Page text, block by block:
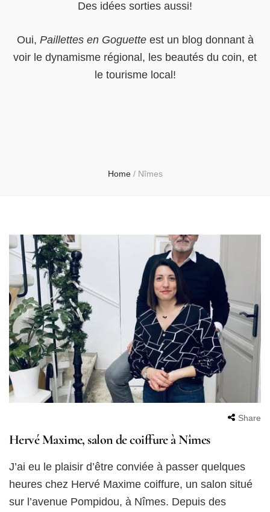
Des idées sorties aussi!
Oui, Paillettes en Goguetteest un blog donnant à
voir le dynamisme régional, les beautés du coin, et
le tourisme local!
Home / Nîmes
Share
Hervé Maxime, salon de coiffure à Nîmes
J’ai eu le plaisir d’être conviée à passer quelques
heures chez Hervé Maxime coiffure, un salon situé
sur l’avenue Pompidou, à Nîmes. Depuis des